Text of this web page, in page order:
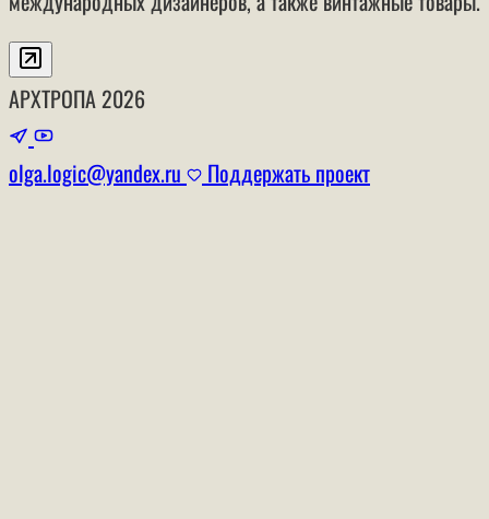
АРХТРОПА 2026
olga.logic@yandex.ru Поддержать проект